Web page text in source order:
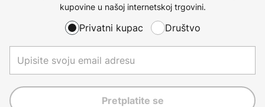
kupovine u našoj internetskoj trgovini.
Privatni kupac Društvo
Pretplatite se